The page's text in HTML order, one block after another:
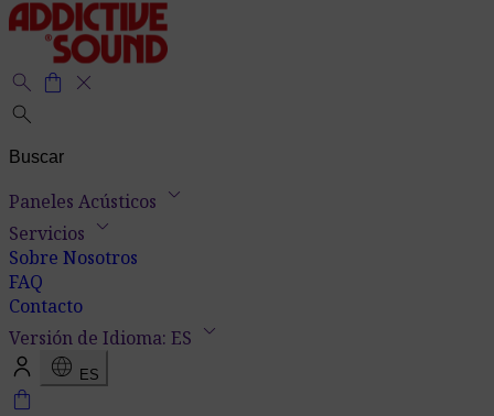
search shopping_bag close
search
Paneles Acústicos keyboard_arrow_down
Servicios keyboard_arrow_down
Sobre Nosotros
FAQ
Contacto
Versión de Idioma: ES keyboard_arrow_down
language ES
shopping_bag